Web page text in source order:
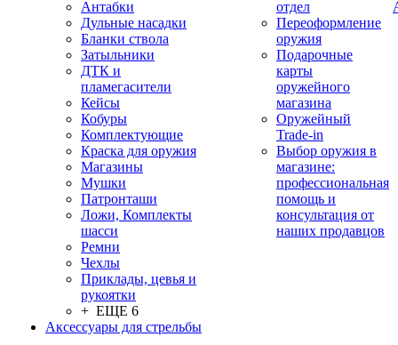
Антабки
Дульные насадки
Бланки ствола
Затыльники
ДТК и
пламегасители
Кейсы
Кобуры
Комплектующие
Краска для оружия
Магазины
Мушки
Патронташи
Ложи, Комплекты
шасси
Ремни
Чехлы
Приклады, цевья и
рукоятки
+ ЕЩЕ 6
Аксессуары для стрельбы
отдел
Переоформление
оружия
Подарочные
карты
оружейного
магазина
Оружейный
Trade-in
Выбор оружия в
магазине:
профессиональная
помощь и
консультация от
наших продавцов